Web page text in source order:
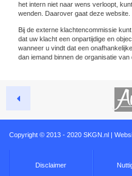
het intern niet naar wens verloopt,
wenden. Daarover gaat deze website.
Bij de externe klachtencommissie
dat uw klacht een onpartijdige en
wanneer u vindt dat een
dan iemand binnen de organisatie van
Copyright © 2013 - 2020 SKGN.nl |
Disclaimer